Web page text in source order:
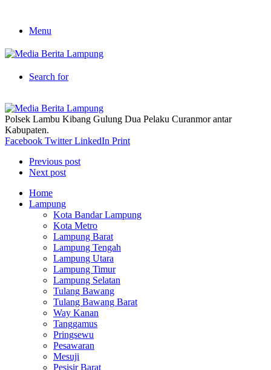
Menu
Search for
Polsek Lambu Kibang Gulung Dua Pelaku Curanmor antar
Kabupaten.
Facebook Twitter LinkedIn Print
Previous post
Next post
Home
Lampung
Kota Bandar Lampung
Kota Metro
Lampung Barat
Lampung Tengah
Lampung Utara
Lampung Timur
Lampung Selatan
Tulang Bawang
Tulang Bawang Barat
Way Kanan
Tanggamus
Pringsewu
Pesawaran
Mesuji
Pesisir Barat